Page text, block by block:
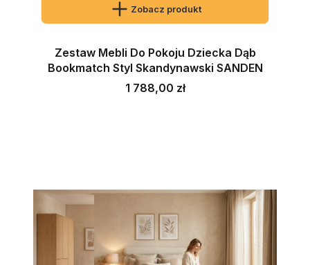
Zobacz produkt
Zestaw Mebli Do Pokoju Dziecka Dąb
Bookmatch Styl Skandynawski SANDEN
Cena
1 788,00 zł